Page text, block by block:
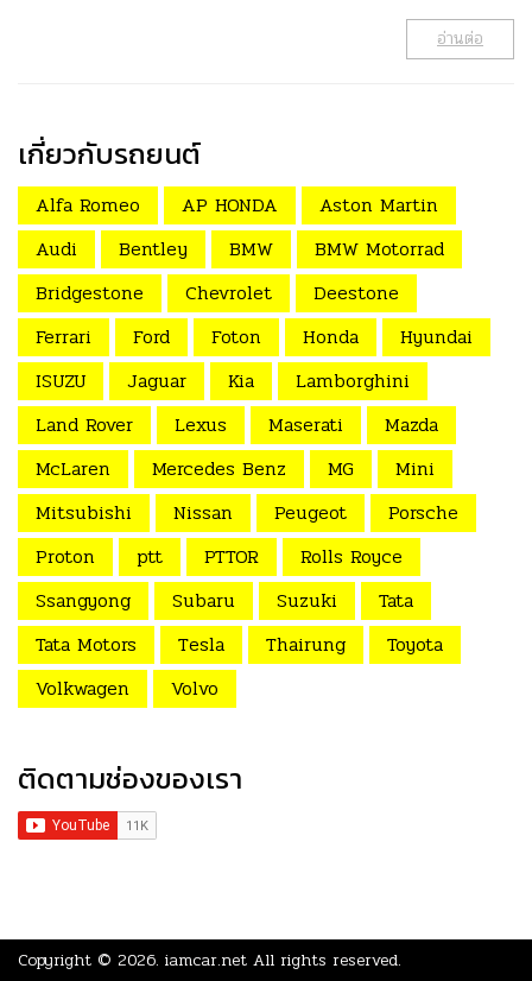
อ่านต่อ
เกี่ยวกับรถยนต์
Alfa Romeo AP HONDA
Aston Martin
Audi
Bentley BMW
BMW Motorrad
Bridgestone
Chevrolet
Deestone
Ferrari
Ford Foton Honda
Hyundai
ISUZU
Jaguar Kia
Lamborghini
Land Rover
Lexus Maserati
Mazda
McLaren
Mercedes Benz MG
Mini
Mitsubishi
Nissan Peugeot
Porsche
Proton
ptt PTTOR
Rolls Royce
Ssangyong
Subaru Suzuki
Tata
Tata Motors
Tesla Thairung
Toyota
Volkwagen
Volvo
ติดตามช่องของเรา
Copyright © 2026. iamcar.net All rights reserved.